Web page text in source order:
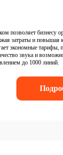
позволяет бизнесу
затраты и повышая
экономные тарифы,
звука и
до 1000 линий.